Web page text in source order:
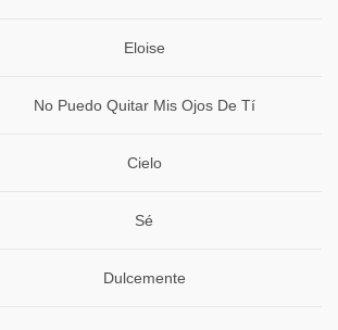
Eloise
No Puedo Quitar Mis Ojos De Tí
Cielo
Sé
Dulcemente